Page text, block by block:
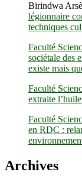
Birindwa
légionnaire
techniques
Faculté
sociétale des
existe mais
Faculté
extraite
Faculté
en RDC :
Archives